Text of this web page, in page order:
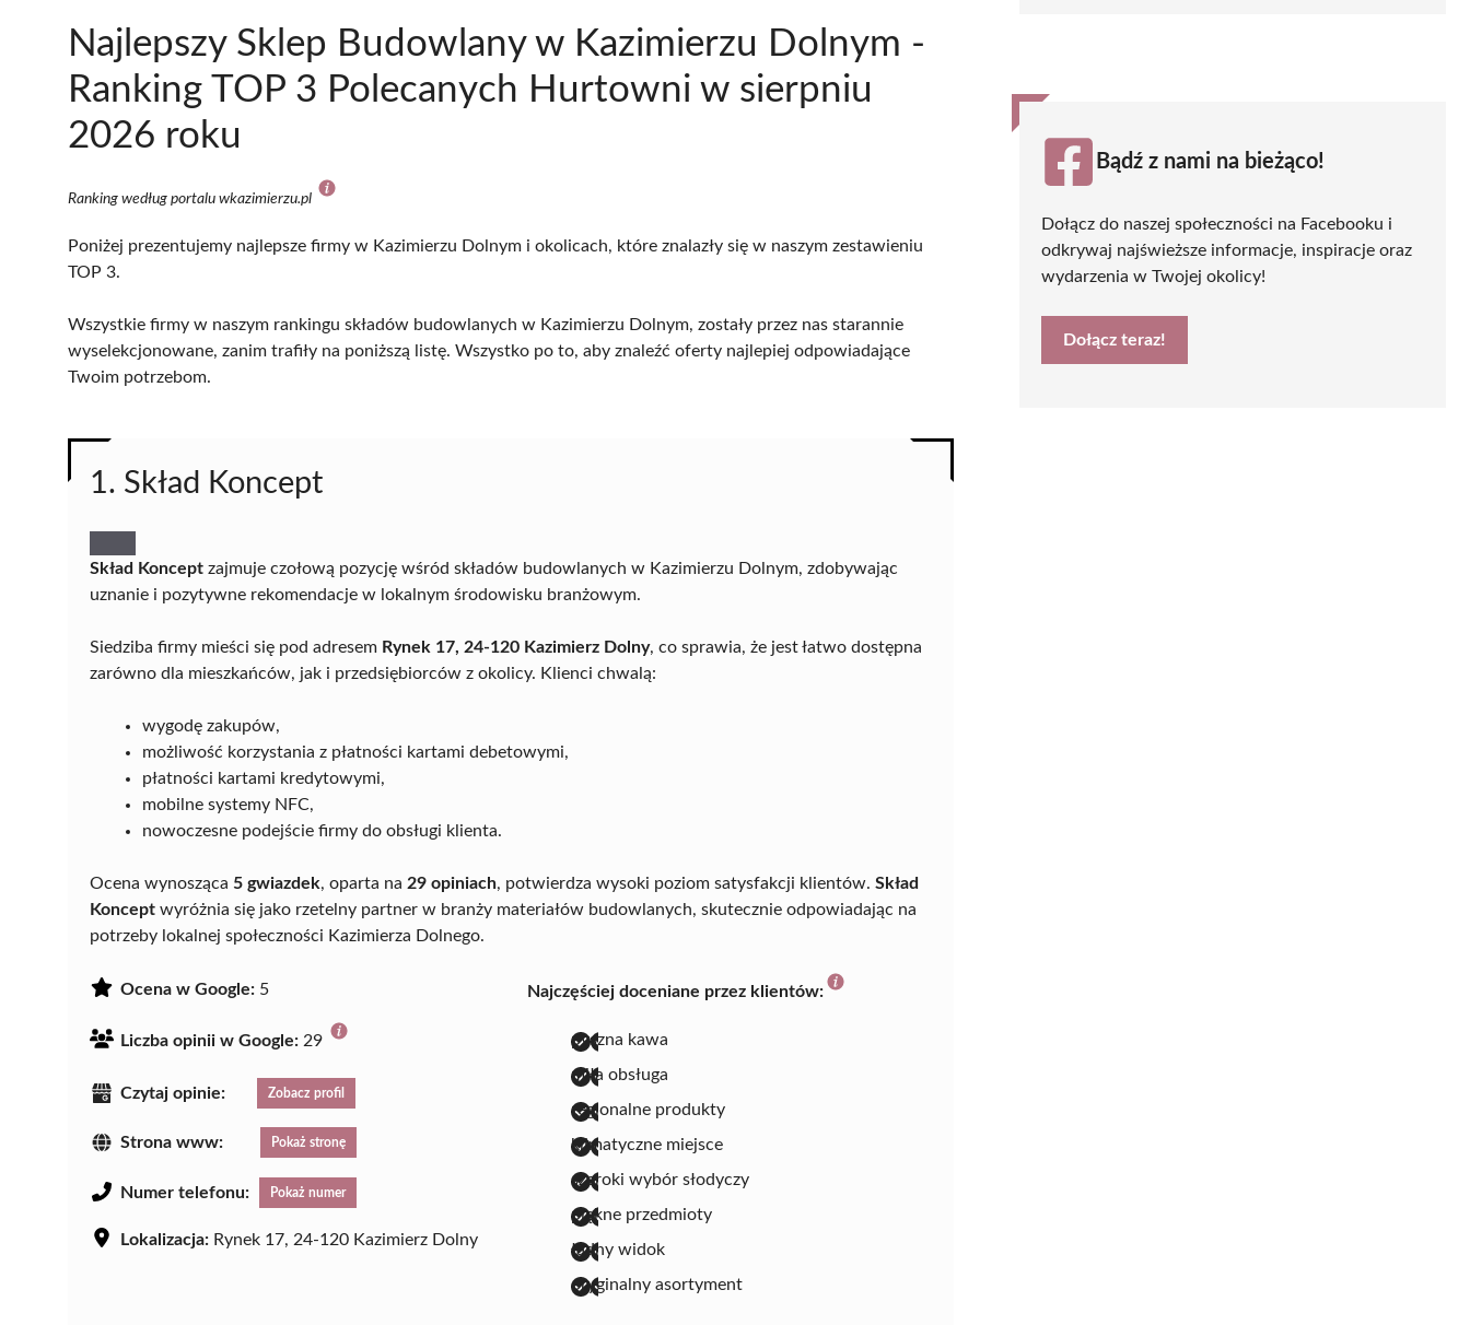
Najlepszy Sklep Budowlany w Kazimierzu Dolnym -
Ranking TOP 3 Polecanych Hurtowni w sierpniu
2026 roku
Ranking według portalu wkazimierzu.pl
Poniżej prezentujemy najlepsze firmy w Kazimierzu Dolnym i okolicach, które znalazły się w naszym zestawieniu
TOP 3.
Wszystkie firmy w naszym rankingu składów budowlanych w Kazimierzu Dolnym, zostały przez nas starannie
wyselekcjonowane, zanim trafiły na poniższą listę. Wszystko po to, aby znaleźć oferty najlepiej odpowiadające
Twoim potrzebom.
1. Skład Koncept
Skład Koncept zajmuje czołową pozycję wśród składów budowlanych w Kazimierzu Dolnym, zdobywając
uznanie i pozytywne rekomendacje w lokalnym środowisku branżowym.
Siedziba firmy mieści się pod adresem Rynek 17, 24-120 Kazimierz Dolny, co sprawia, że jest łatwo dostępna
zarówno dla mieszkańców, jak i przedsiębiorców z okolicy. Klienci chwalą:
wygodę zakupów,
możliwość korzystania z płatności kartami debetowymi,
płatności kartami kredytowymi,
mobilne systemy NFC,
nowoczesne podejście firmy do obsługi klienta.
Ocena wynosząca 5 gwiazdek, oparta na 29 opiniach, potwierdza wysoki poziom satysfakcji klientów. Skład
Koncept wyróżnia się jako rzetelny partner w branży materiałów budowlanych, skutecznie odpowiadając na
potrzeby lokalnej społeczności Kazimierza Dolnego.
Ocena w Google: 5
Liczba opinii w Google: 29
Czytaj opinie: Zobacz profil
Strona www: Pokaż stronę
Numer telefonu: Pokaż numer
Lokalizacja: Rynek 17, 24-120 Kazimierz Dolny
Najczęściej doceniane przez klientów:
pyszna kawa
miła obsługa
regionalne produkty
klimatyczne miejsce
szeroki wybór słodyczy
piękne przedmioty
ładny widok
oryginalny asortyment
Bądź z nami na bieżąco!
Dołącz do naszej społeczności na Facebooku i
odkrywaj najświeższe informacje, inspiracje oraz
wydarzenia w Twojej okolicy!
Dołącz teraz!